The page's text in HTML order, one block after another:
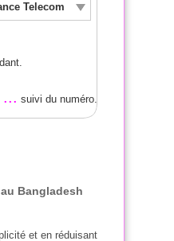
Telecom
suivi du numéro.
Bangladesh
et en réduisant